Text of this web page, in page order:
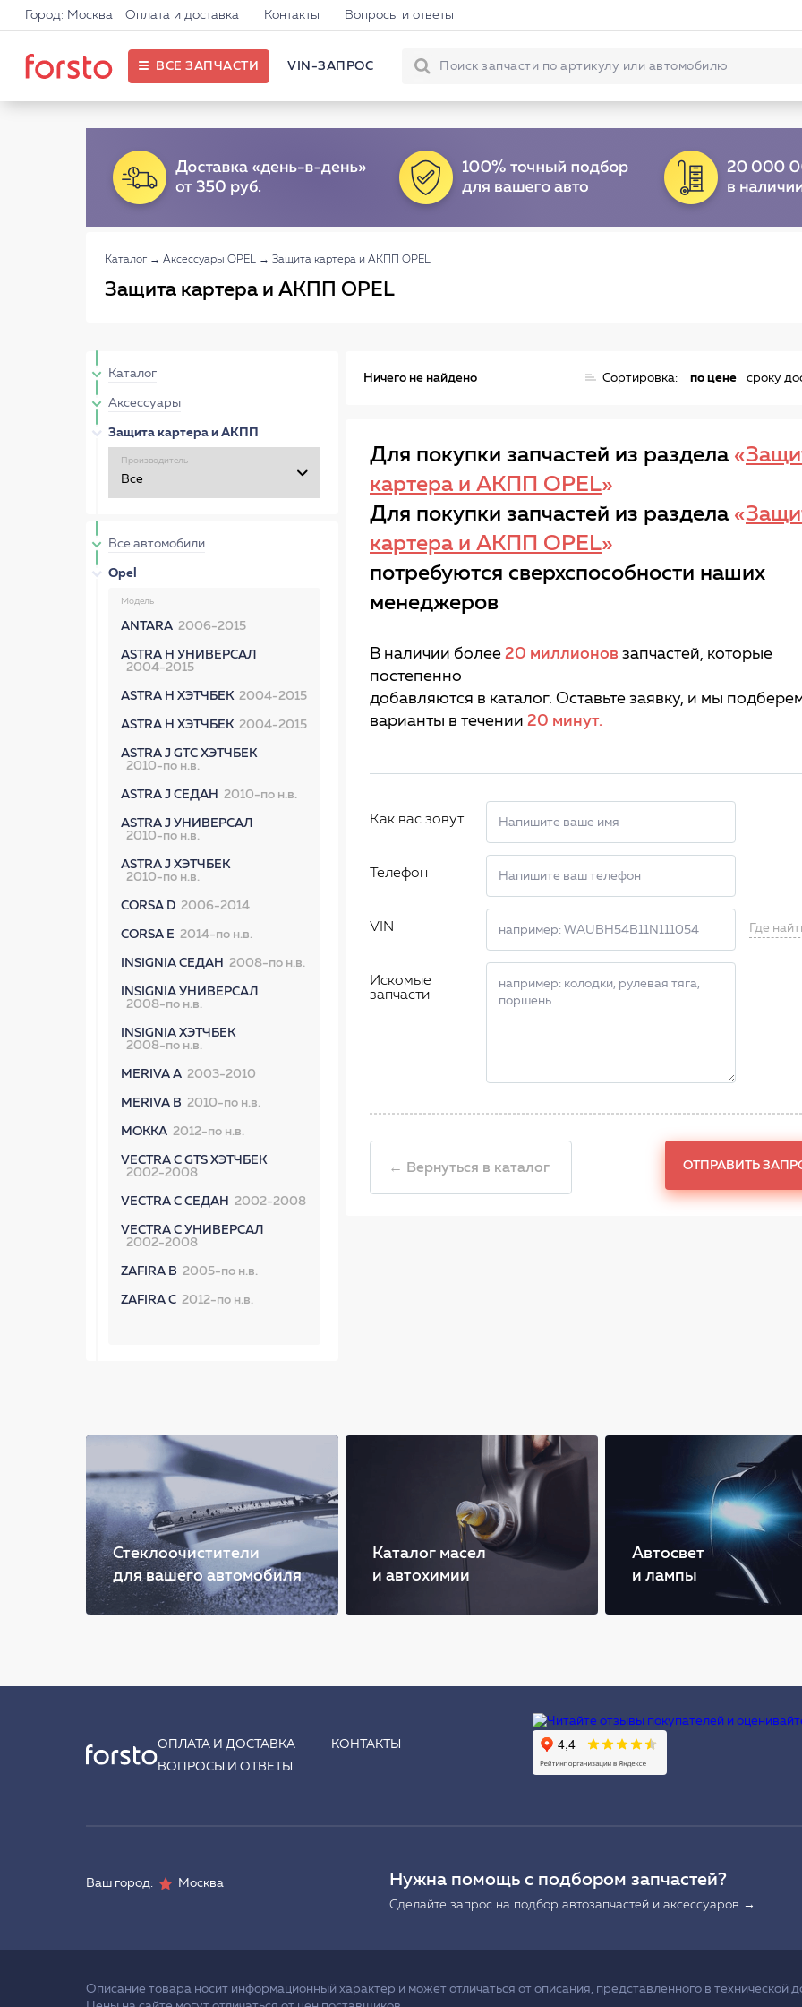
Город: Москва Оплата и доставка Контакты Вопросы и ответы
ВСЕ ЗАПЧАСТИ VIN-ЗАПРОС
Каталог → Аксессуары OPEL → Защита картера и АКПП OPEL
Защита картера и АКПП OPEL
Каталог
Аксессуары
Защита картера и АКПП
Производитель
Все автомобили
Opel
Модель
ANTARA 2006-2015
ASTRA H УНИВЕРСАЛ
2004-2015
ASTRA H ХЭТЧБЕК 2004-2015
ASTRA H ХЭТЧБЕК 2004-2015
ASTRA J GTC ХЭТЧБЕК
2010-по н.в.
ASTRA J СЕДАН 2010-по н.в.
ASTRA J УНИВЕРСАЛ
2010-по н.в.
ASTRA J ХЭТЧБЕК
2010-по н.в.
CORSA D 2006-2014
CORSA E 2014-по н.в.
INSIGNIA СЕДАН 2008-по н.в.
INSIGNIA УНИВЕРСАЛ
2008-по н.в.
INSIGNIA ХЭТЧБЕК
2008-по н.в.
MERIVA A 2003-2010
MERIVA B 2010-по н.в.
MOKKA 2012-по н.в.
VECTRA C GTS ХЭТЧБЕК
2002-2008
VECTRA C СЕДАН 2002-2008
VECTRA C УНИВЕРСАЛ
2002-2008
ZAFIRA B 2005-по н.в.
ZAFIRA C 2012-по н.в.
Ничего не найдено Сортировка: по цене сроку
Для покупки запчастей из раздела «
картера и АКПП OPEL»
Для покупки запчастей из раздела «
картера и АКПП OPEL»
потребуются сверхспособности наших
менеджеров
В наличии более 20 миллионов запчастей, которые
постепенно
добавляются в каталог. Оставьте заявку, и мы
варианты в течении 20 минут.
Как вас зовут
Телефон
VIN Где
Искомые
запчасти
← Вернуться в каталог ОТПРАВИТЬ
Стеклоочистители
для вашего автомобиля
Каталог масел
и автохимии
Автосвет
и лампы
ОПЛАТА И ДОСТАВКА
КОНТАКТЫ
ВОПРОСЫ И ОТВЕТЫ
Ваш город: Москва Нужна помощь с подбором запчастей?
Сделайте запрос на подбор автозапчастей и аксессуаров →
Описание товара носит информационный характер и может отличаться от описания, представленного в технической